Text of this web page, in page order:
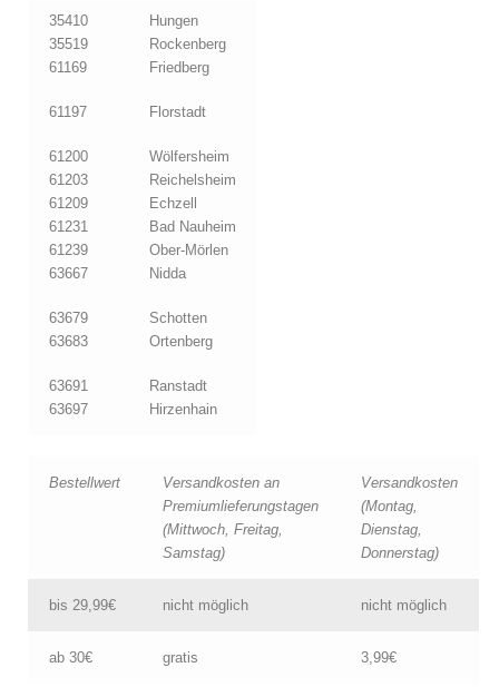
35410
35519
61169
61197
61200
61203
61209
61231
61239
63667
63679
63683
63691
63697
Hungen
Rockenberg
Friedberg
Florstadt
Wölfersheim
Reichelsheim
Echzell
Bad Nauheim
Ober-Mörlen
Nidda
Schotten
Ortenberg
Ranstadt
Hirzenhain
Bestellwert
Versandkosten an
Premiumlieferungstagen
(Mittwoch, Freitag,
Samstag)
Versandkosten
(Montag,
Dienstag,
Donnerstag)
bis 29,99€ nicht möglich nicht möglich
ab 30€ gratis 3,99€